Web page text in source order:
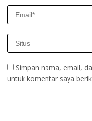
Simpan nama, email,
untuk komentar saya